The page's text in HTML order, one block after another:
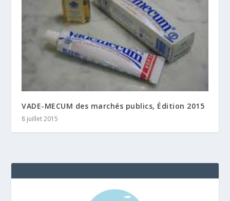
VADE-MECUM des marchés publics, Édition 2015
8 juillet 2015